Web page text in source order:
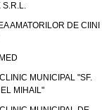
S.R.L.
AMATORILOR DE CIINI
MUNICIPAL "SF.
MIHAIL"